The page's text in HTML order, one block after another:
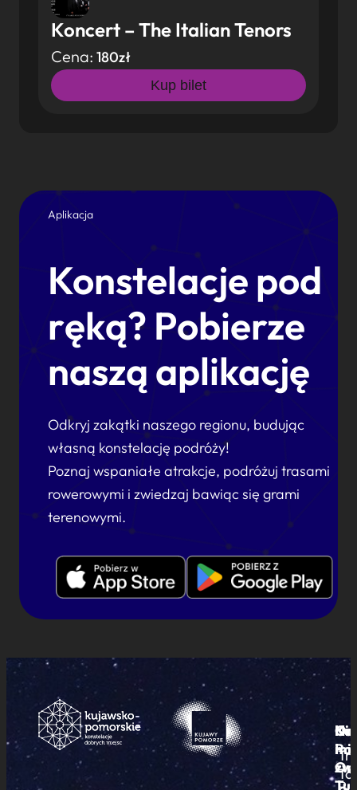
Koncert – The Italian Tenors
Cena: 180zł
Kup bilet
Aplikacja
Konstelacje pod
ręką? Pobierze
naszą aplikację
Odkryj zakątki naszego regionu, budując
własną konstelację podróży!
Poznaj wspaniałe atrakcje, podróżuj trasami
rowerowymi i zwiedzaj bawiąc się grami
terenowymi.
i